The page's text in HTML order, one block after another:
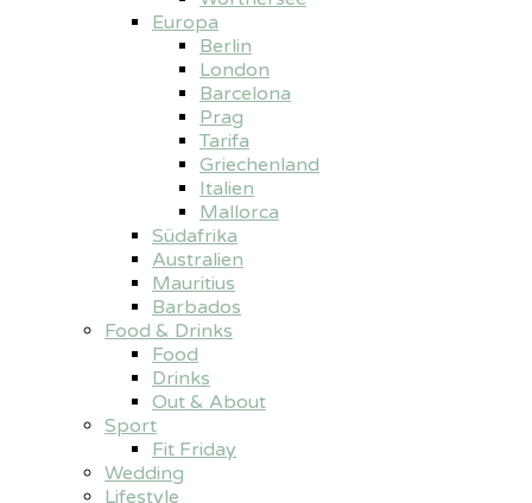
Europa
Berlin
London
Barcelona
Prag
Tarifa
Griechenland
Italien
Mallorca
Südafrika
Australien
Mauritius
Barbados
Food & Drinks
Food
Drinks
Out & About
Sport
Fit Friday
Wedding
Lifestyle